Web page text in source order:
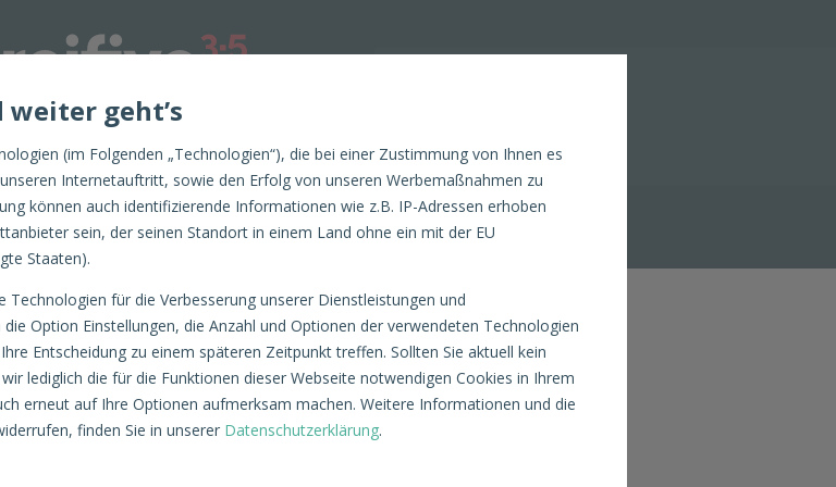
weiter geht’s
(im Folgenden „Technologien“), die bei einer Zustimmung von Ihnen es
Internetauftritt, sowie den Erfolg von unseren Werbemaßnahmen zu
können auch identifizierende Informationen wie z.B. IP-Adressen erhoben
sein, der seinen Standort in einem Land ohne ein mit der EU
Staaten).
für die Verbesserung unserer Dienstleistungen und
Option Einstellungen, die Anzahl und Optionen der verwendeten Technologien
Entscheidung zu einem späteren Zeitpunkt treffen. Sollten Sie aktuell kein
lediglich die für die Funktionen dieser Webseite notwendigen Cookies in Ihrem
erneut auf Ihre Optionen aufmerksam machen. Weitere Informationen und die
finden Sie in unserer Datenschutzerklärung.
OPTIMIZATION